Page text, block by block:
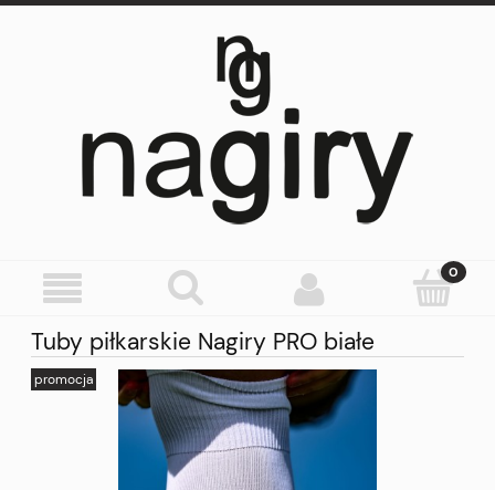
Tuby piłkarskie Nagiry PRO białe
promocja